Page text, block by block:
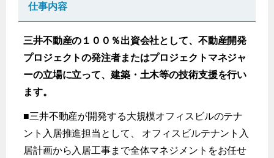
仕事内容
三井不動産の１００％出資会社として、不動産開発
プロジェクトの発注者またはプロジェクトマネジャ
ーの立場に立って、建築・土木等の技術支援を行い
ます。
■三井不動産が開発する大規模オフィスビルのテナ
ント入居推進担当として、 オフィスビルテナント入
居計画から入居工事まで全体マネジメントをお任せ